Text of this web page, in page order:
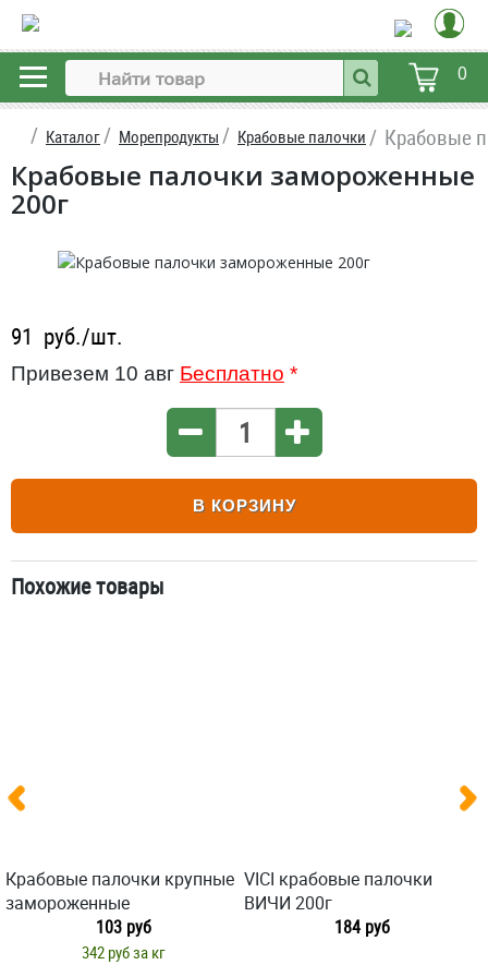
0
Каталог Морепродукты Крабовые палочки Крабовые
Крабовые палочки замороженные
200г
91 руб./шт.
Привезем 10 авг Бесплатно *
В КОРЗИНУ
Похожие товары
Крабовые палочки крупные
замороженные
103 руб
342 руб за кг
VICI крабовые палочки
ВИЧИ 200г
184 руб